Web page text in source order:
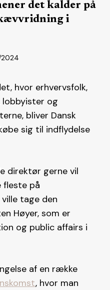
det kalder på
i
hvor erhvervsfolk,
lobbyister og
bliver Dansk
sig til indflydelse
direktør gerne vil
fleste på
tage den
Høyer, som er
og public affairs i
af en række
, hvor man